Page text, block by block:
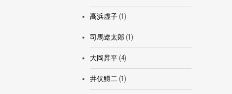
高浜虚子(1)
司馬遼太郎 (1)
大岡昇平(4)
井伏鱒二 (1)